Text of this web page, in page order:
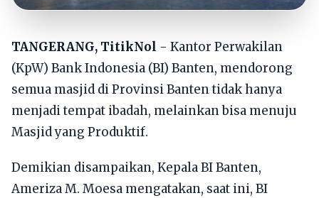
TANGERANG, TitikNol - Kantor Perwakilan
(KpW) Bank Indonesia (BI) Banten, mendorong
semua masjid di Provinsi Banten tidak hanya
menjadi tempat ibadah, melainkan bisa menuju
Masjid yang Produktif.
Demikian disampaikan, Kepala BI Banten,
Ameriza M. Moesa mengatakan, saat ini, BI